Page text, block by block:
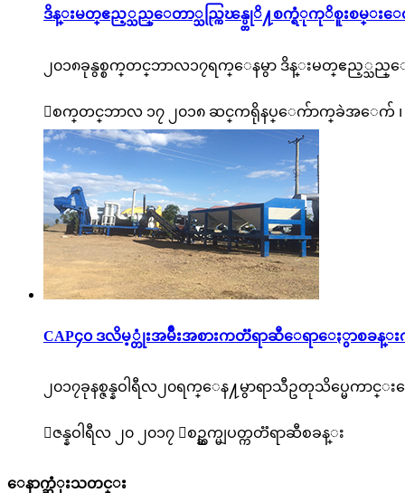
ဒိန္း​မတ္​ဧည့္သည္ေတာ္သည္ကြၽန္ပ္တုိ႔စက္ရံုကုိစူး​စမ္း
၂၀၁၈ခုနွစ္စက္​တင္​ဘာ​လ၁၇ရက္ေနမွာ ဒိန္း​မတ္​ဧ
စက္​တင္​ဘာ​လ ၁၇ ၂၀၁၈ ဆင္​က​ရို​နပ္ေက်ာက္​ခဲ​အ​ေက် ၊
CAP၄၀ ဒလိမ့္တုံးအမ်ဳိးအစားကတၱရာဆီေရာေႏွာစခ
၂၀၁၇ခုနစ္ဇန္နဝါရီလ၂၀ရက္ေန႔မွာရာသီဥတုသိပ္မေကာ
ဇန္နဝါရီလ ၂၀ ၂၀၁၇ စဥ္ဆက္မျပတ္ကတၱရာဆီစခန္း
ေနာက္ဆံုးသတင္း